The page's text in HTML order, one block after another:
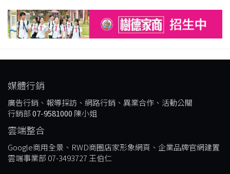
媒體行銷
廣告行銷、報導採訪、網路行銷、異業合作、活動公關
行銷部07-9581000 陳小姐
雲端整合
Google商用全景、RWD商圈店家形象網頁、企業品牌官網建置
雲端事業部 07-3493727 王伯仁